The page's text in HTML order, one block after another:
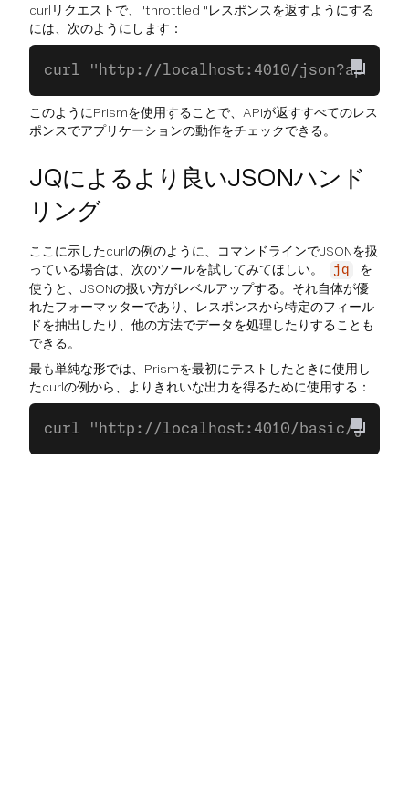
curlリクエストで、"throttled "レスポンスを返すようにする
には、次のようにします：
curl "http://localhost:4010/
このようにPrismを使用することで、APIが返すすべてのレス
ポンスでアプリケーションの動作をチェックできる。
JQによるより良いJSONハンド
リング
ここに示したcurlの例のように、コマンドラインでJSONを扱
っている場合は、次のツールを試してみてほしい。
jq
を
使うと、JSONの扱い方がレベルアップする。それ自体が優
れたフォーマッターであり、レスポンスから特定のフィール
ドを抽出したり、他の方法でデータを処理したりすることも
できる。
最も単純な形では、Prismを最初にテストしたときに使用し
たcurlの例から、よりきれいな出力を得るために使用する：
curl "http://localhost:4010/basic/